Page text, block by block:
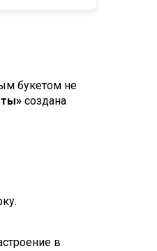
букетом не
создана
в